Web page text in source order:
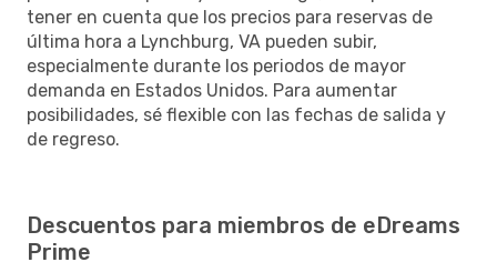
tener en cuenta que los precios para reservas de
última hora a Lynchburg, VA pueden subir,
especialmente durante los periodos de mayor
demanda en Estados Unidos. Para aumentar
posibilidades, sé flexible con las fechas de salida y
de regreso.
Descuentos para miembros de eDreams
Prime